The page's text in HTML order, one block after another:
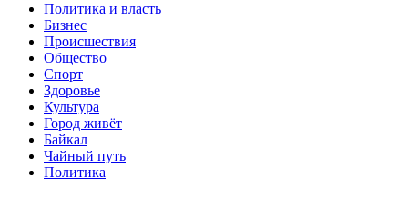
Политика и власть
Бизнес
Происшествия
Общество
Cпорт
Здоровье
Культура
Город живёт
Байкал
Чайный путь
Политика